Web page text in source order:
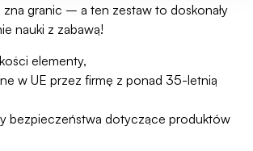
granic – a ten zestaw to doskonały
nauki z zabawą!
elementy,
w UE przez firmę z ponad 35-letnią
bezpieczeństwa dotyczące produktów